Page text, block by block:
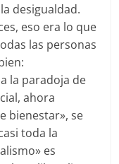
desigualdad.
eso era lo que
las personas
la paradoja de
ahora
bienestar», se
toda la
es